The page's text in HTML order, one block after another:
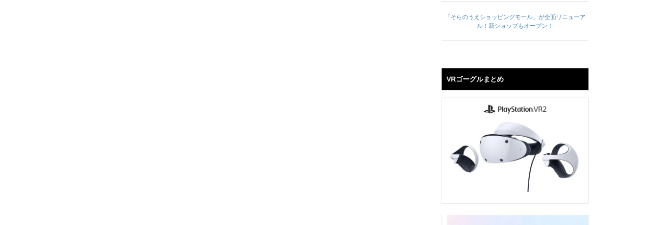
「そらのうえショッピングモール」が全面リニューア
ル！新ショップもオープン！
VRゴーグルまとめ